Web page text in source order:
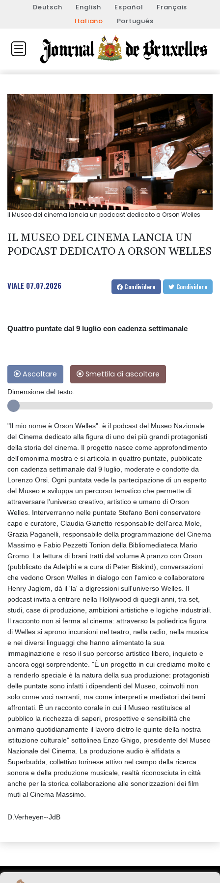
Deutsch English Español
Français
Italiano
Português
Il Museo del cinema lancia un podcast dedicato a Orson Welles
IL MUSEO DEL CINEMA LANCIA UN
PODCAST DEDICATO A ORSON WELLES
VIALE 07.07.2026 Condividere Condividere
Quattro puntate dal 9 luglio con cadenza settimanale
Ascoltare Smettila di ascoltare
Dimensione del testo:
"Il mio nome è Orson Welles": è il podcast del Museo Nazionale
del Cinema dedicato alla figura di uno dei più grandi protagonisti
della storia del cinema. Il progetto nasce come approfondimento
dell'omonima mostra e si articola in quattro puntate, pubblicate
con cadenza settimanale dal 9 luglio, moderate e condotte da
Lorenzo Orsi. Ogni puntata vede la partecipazione di un esperto
del Museo e sviluppa un percorso tematico che permette di
attraversare l'universo creativo, artistico e umano di Orson
Welles. Interverranno nelle puntate Stefano Boni conservatore
capo e curatore, Claudia Gianetto responsabile dell'area Mole,
Grazia Paganelli, responsabile della programmazione del Cinema
Massimo e Fabio Pezzetti Tonion della Bibliomediateca Mario
Gromo. La lettura di brani tratti dal volume A pranzo con Orson
(pubblicato da Adelphi e a cura di Peter Biskind), conversazioni
che vedono Orson Welles in dialogo con l'amico e collaboratore
Henry Jaglom, dà il 'la' a digressioni sull'universo Welles. Il
podcast invita a entrare nella Hollywood di quegli anni, tra set,
studi, case di produzione, ambizioni artistiche e logiche industriali.
Il racconto non si ferma al cinema: attraverso la poliedrica figura
di Welles si aprono incursioni nel teatro, nella radio, nella musica
e nei diversi linguaggi che hanno alimentato la sua
immaginazione e reso il suo percorso artistico libero, inquieto e
ancora oggi sorprendente. "È un progetto in cui crediamo molto e
a renderlo speciale è la natura della sua produzione: protagonisti
delle puntate sono infatti i dipendenti del Museo, coinvolti non
solo come voci narranti, ma come interpreti e mediatori dei temi
affrontati. È un racconto corale in cui il Museo restituisce al
pubblico la ricchezza di saperi, prospettive e sensibilità che
animano quotidianamente il lavoro dietro le quinte della nostra
istituzione culturale" sottolinea Enzo Ghigo, presidente del Museo
Nazionale del Cinema. La produzione audio è affidata a
Superbudda, collettivo torinese attivo nel campo della ricerca
sonora e della produzione musicale, realtà riconosciuta in città
anche per la storica collaborazione alle sonorizzazioni dei film
muti al Cinema Massimo.
D.Verheyen--JdB